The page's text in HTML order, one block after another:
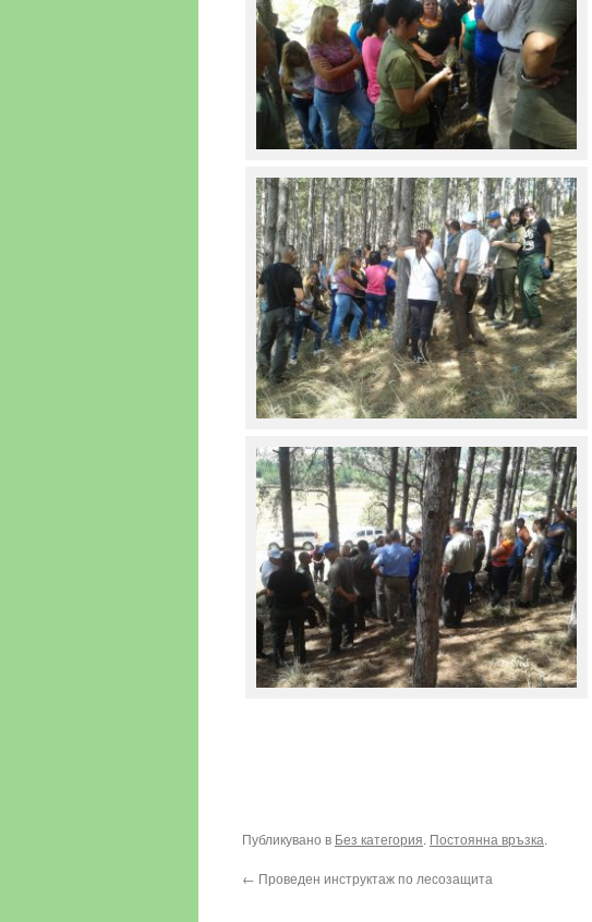
Публикувано в Без категория. Постоянна връзка.
← Проведен инструктаж по лесозащита